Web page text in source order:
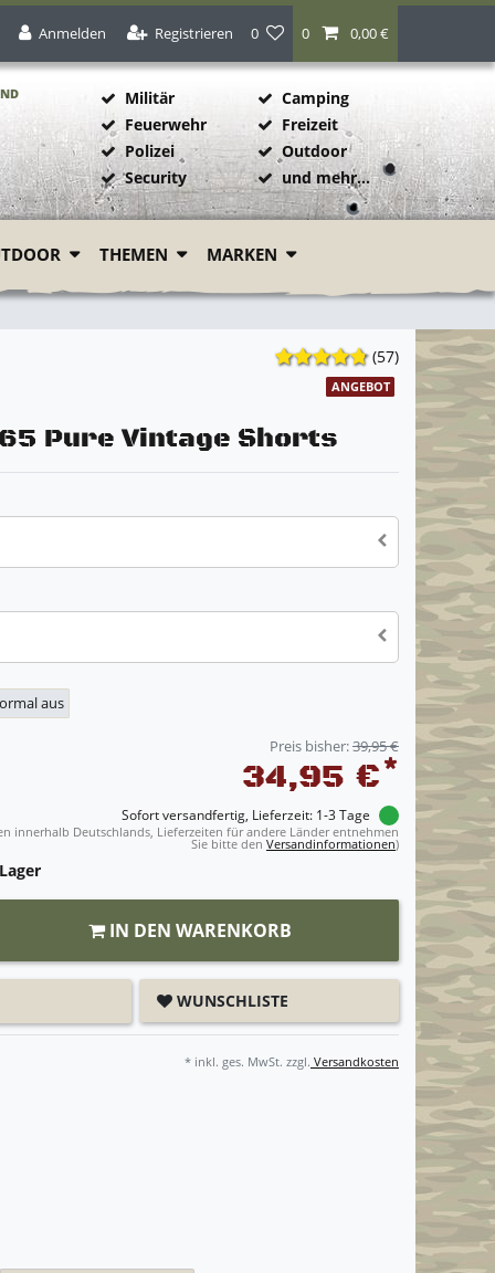
Anmelden Registrieren 0 0 0,00 €
Militär
Feuerwehr
Polizei
Security
Camping
Freizeit
Outdoor
und mehr...
THEMEN MARKEN
(57)
ANGEBOT
Pure Vintage Shorts
aus
Preis bisher:39,95 €
34,95 €*
Sofort versandfertig, Lieferzeit: 1-3 Tage
innerhalb Deutschlands, Lieferzeiten für andere Länder entnehmen
Sie bitte den Versandinformationen)
IN DEN WARENKORB
WUNSCHLISTE
* inkl. ges. MwSt. zzgl. Versandkosten